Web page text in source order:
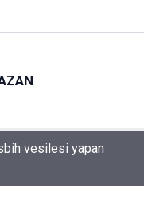
vesilesi yapan